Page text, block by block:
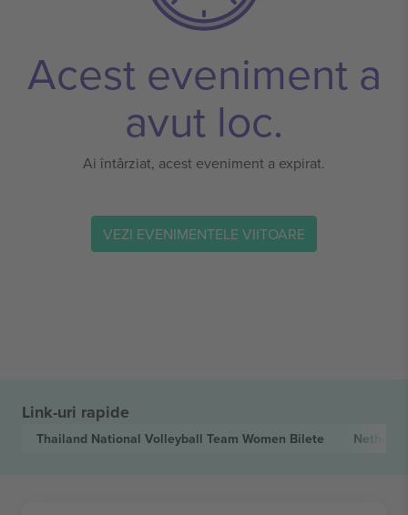
Acest eveniment a
avut loc.
Ai întârziat, acest eveniment a expirat.
VEZI EVENIMENTELE VIITOARE
Link-uri rapide
Thailand National Volleyball Team Women Bilete